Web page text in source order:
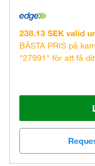
238.13 SEK valid
BÄSTA PRIS på
"27991" för att få